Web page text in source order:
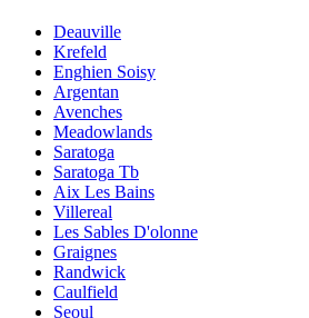
Deauville
Krefeld
Enghien Soisy
Argentan
Avenches
Meadowlands
Saratoga
Saratoga Tb
Aix Les Bains
Villereal
Les Sables D'olonne
Graignes
Randwick
Caulfield
Seoul